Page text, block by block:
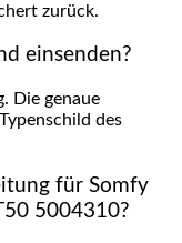
zurück.
einsenden?
Die genaue
des
für Somfy
5004310?